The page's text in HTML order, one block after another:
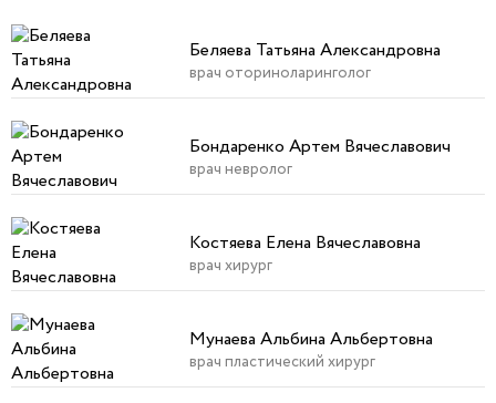
Беляева Татьяна Александровна
врач оториноларинголог
Бондаренко Артем Вячеславович
врач невролог
Костяева Елена Вячеславовна
врач хирург
Мунаева Альбина Альбертовна
врач пластический хирург